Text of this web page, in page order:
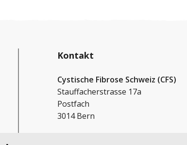
Kontakt
Cystische Fibrose Schweiz (CFS)
Stauffacherstrasse 17a
Postfach
3014 Bern